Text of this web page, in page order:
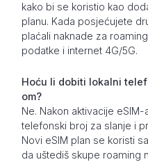
kako bi se koristio kao
planu. Kada posjećujete
plaćali naknade za
podatke i internet 4G/5G.
Hoću li dobiti lokalni
om?
Ne. Nakon aktivacije
telefonski broj za slanje i
Novi eSIM plan se koristi
da uštediš skupe roaming